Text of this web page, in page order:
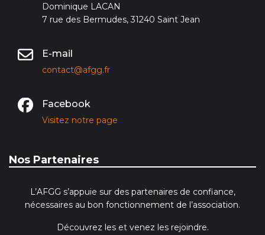
Dominique LACAN
7 rue des Bermudes, 31240 Saint Jean
E-mail
contact@afgg.fr
Facebook
Visitez notre page
Nos Partenaires
L’AFGG s’appuie sur des partenaires de confiance,
nécessaires au bon fonctionnement de l’association.
Découvrez les et venez les rejoindre.